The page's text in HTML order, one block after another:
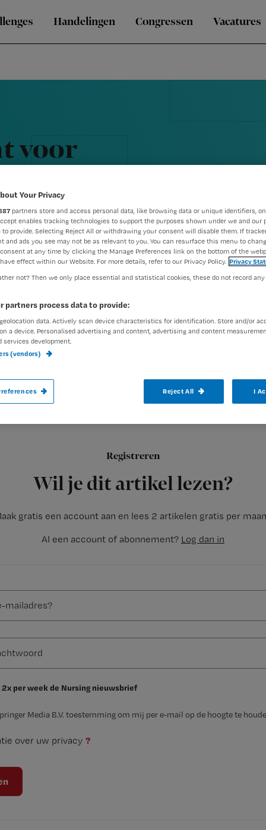
Handelingen Congressen Vacatures
voor
EPD
Registreren
Wil je dit artikel lezen?
gratis een account aan en lees 2 artikelen gratis per
Al een account of abonnement? Log dan in
2x per week de Nursing nieuwsbrief
Media B.V. toestemming om mij per e-mail op de hoogte te
over uw privacy ?
Het verpleegkundige en verzorgende
Your Privacy
partners store and access personal data, like browsing data or unique identifiers,
enables tracking technologies to support the purposes shown under we and our
to provide. Selecting Reject All or withdrawing your consent will disable them. If
and ads you see may not be as relevant to you. You can resurface this menu to
at any time by clicking the Manage Preferences link on the bottom of the
effect within our Website. For more details, refer to our Privacy Policy. Privacy
not? Then we only place essential and statistical cookies, these do not record
partners process data to provide:
data. Actively scan device characteristics for identification. Store and/or
a device. Personalised advertising and content, advertising and content
services development.
(vendors)
Reject All I